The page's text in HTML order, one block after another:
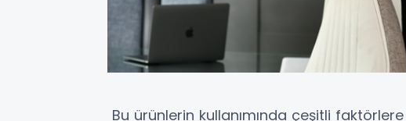
Bu ürünlerin kullanımında çeşitli